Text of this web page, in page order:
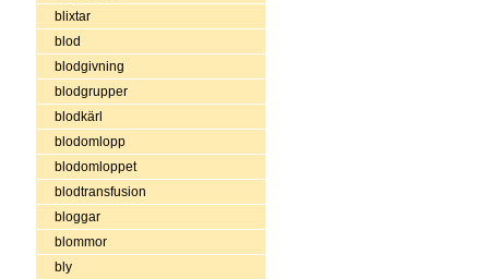
blixtar
blod
blodgivning
blodgrupper
blodkärl
blodomlopp
blodomloppet
blodtransfusion
bloggar
blommor
bly